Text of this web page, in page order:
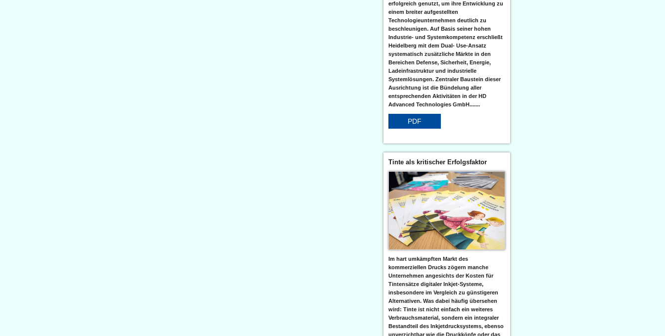
erfolgreich genutzt, um ihre Entwicklung zu
einem breiter aufgestellten
Technologieunternehmen deutlich zu
beschleunigen. Auf Basis seiner hohen
Industrie- und Systemkompetenz erschließt
Heidelberg mit dem Dual- Use-Ansatz
systematisch zusätzliche Märkte in den
Bereichen Defense, Sicherheit, Energie,
Ladeinfrastruktur und industrielle
Systemlösungen. Zentraler Baustein dieser
Ausrichtung ist die Bündelung aller
entsprechenden Aktivitäten in der HD
Advanced Technologies GmbH.......
PDF
Tinte als kritischer Erfolgsfaktor
Im hart umkämpften Markt des
kommerziellen Drucks zögern manche
Unternehmen angesichts der Kosten für
Tintensätze digitaler Inkjet-Systeme,
insbesondere im Vergleich zu günstigeren
Alternativen. Was dabei häufig übersehen
wird: Tinte ist nicht einfach ein weiteres
Verbrauchsmaterial, sondern ein integraler
Bestandteil des Inkjetdrucksystems, ebenso
unverzichtbar wie die Druckköpfe oder das